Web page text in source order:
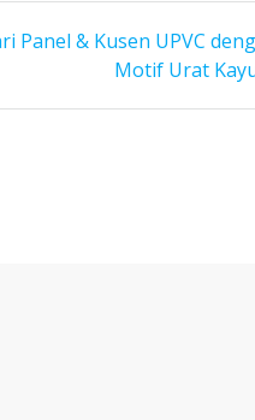
Panel & Kusen UPVC
Motif Urat